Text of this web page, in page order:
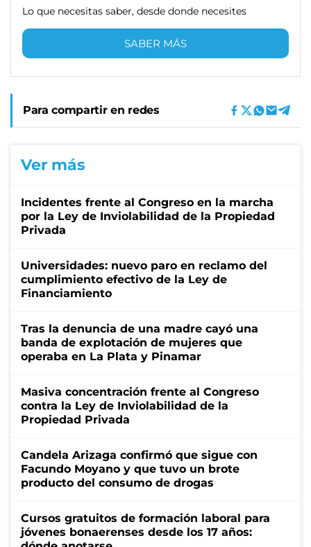
Lo que necesitas saber, desde donde necesites
SABER MÁS
Para compartir en redes
Ver más
Incidentes frente al Congreso en la marcha
por la Ley de Inviolabilidad de la Propiedad
Privada
Universidades: nuevo paro en reclamo del
cumplimiento efectivo de la Ley de
Financiamiento
Tras la denuncia de una madre cayó una
banda de explotación de mujeres que
operaba en La Plata y Pinamar
Masiva concentración frente al Congreso
contra la Ley de Inviolabilidad de la
Propiedad Privada
Candela Arizaga confirmó que sigue con
Facundo Moyano y que tuvo un brote
producto del consumo de drogas
Cursos gratuitos de formación laboral para
jóvenes bonaerenses desde los 17 años: